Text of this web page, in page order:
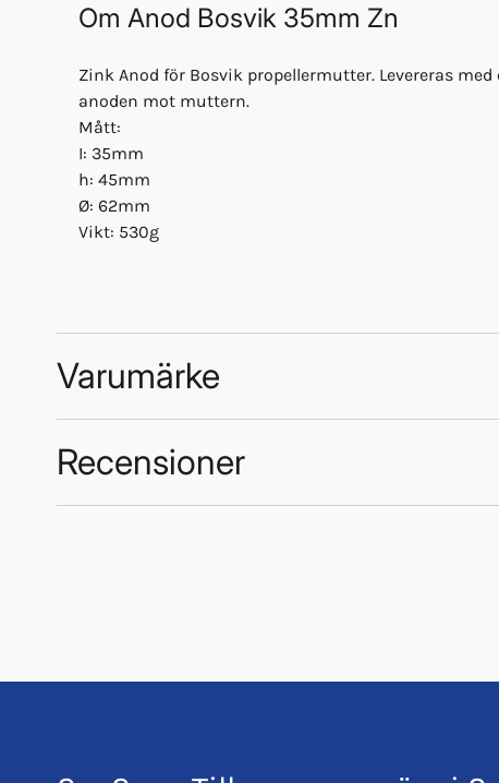
Om Anod Bosvik 35mm Zn
Zink Anod för Bosvik propellermutter. Levereras
anoden mot muttern.
Mått:
I: 35mm
h: 45mm
Ø: 62mm
Vikt: 530g
Varumärke
Recensioner